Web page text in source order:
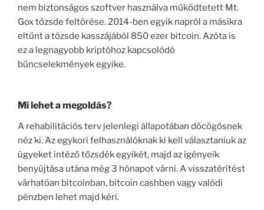
nem biztonságos szoftver használva működtetett Mt.
Gox tőzsde feltörése. 2014-ben egyik napról a másikra
eltűnt a tőzsde kasszájából 850 ezer bitcoin. Azóta is
ez a legnagyobb kriptóhoz kapcsolódó
bűncselekmények egyike.
Mi lehet a megoldás?
A rehabilitációs terv jelenlegi állapotában döcögősnek
néz ki. Az egykori felhasználóknak ki kell választaniuk az
ügyeket intéző tőzsdék egyikét, majd az igényeik
benyújtása utána még 3 hónapot várni. A visszatérítést
várhatóan bitcoinban, bitcoin cashben vagy valódi
pénzben lehet majd kéri.